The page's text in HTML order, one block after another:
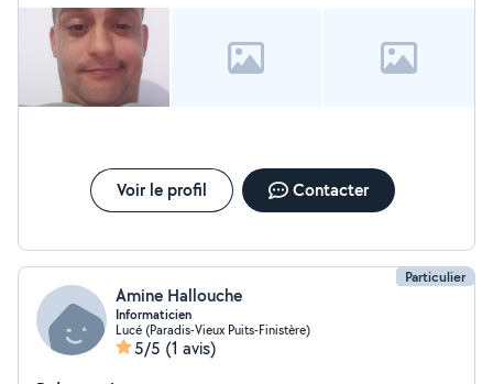
Voir le profil Contacter
Particulier
Amine Hallouche
Informaticien
Lucé (Paradis-Vieux Puits-Finistère)
5/5 (1 avis)